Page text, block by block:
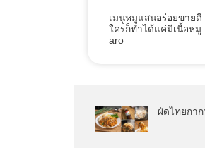
เมนูหมูแสนอร่อยขายดี
ใครก็ทำได้แค่มีเนื้อหมู
aro
ผัดไทยกา